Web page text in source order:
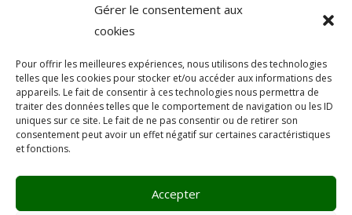
Gérer le consentement aux
cookies
Pour offrir les meilleures expériences, nous utilisons des technologies
telles que les cookies pour stocker et/ou accéder aux informations des
appareils. Le fait de consentir à ces technologies nous permettra de
traiter des données telles que le comportement de navigation ou les ID
uniques sur ce site. Le fait de ne pas consentir ou de retirer son
consentement peut avoir un effet négatif sur certaines caractéristiques
et fonctions.
Accepter
Conditions générales
Demande d’ouverture de compte
Fiches de sécurité
DoP – Déclaration de Performance
Désamiantage
SAV
Promotions